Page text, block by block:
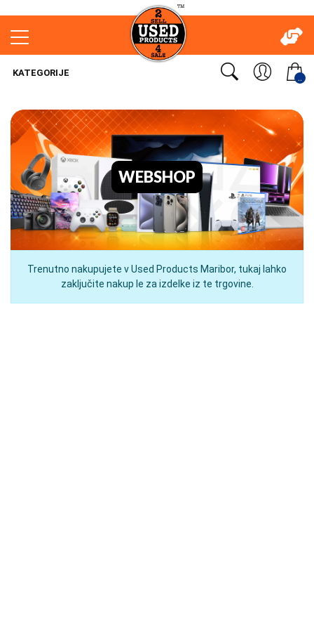
..
KATEGORIJE
WEBSHOP
Trenutno nakupujete v Used Products Maribor, tukaj lahko
zaključite nakup le za izdelke iz te trgovine.